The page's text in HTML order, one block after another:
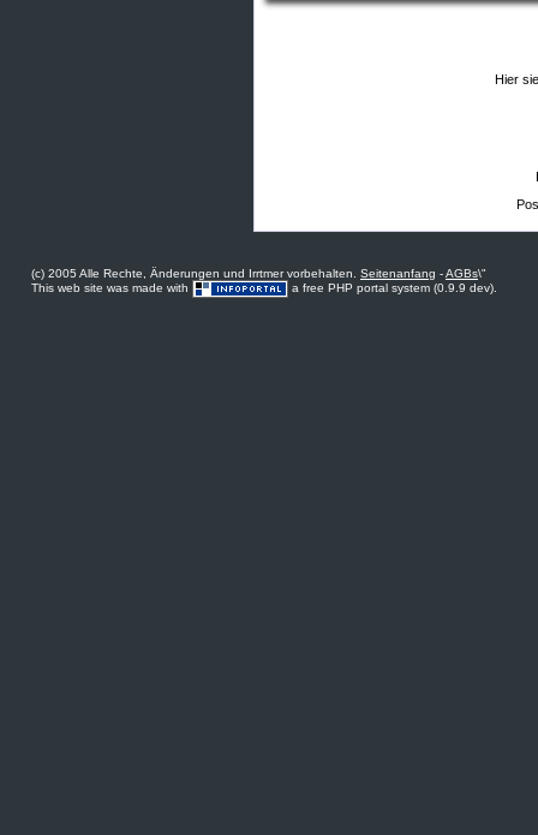
Hier
(c) 2005 Alle Rechte, Änderungen und Irrtmer vorbehalten. Seitenanfang -AGBs\"
This web site was made with
a free PHP portal system (0.9.9 dev).